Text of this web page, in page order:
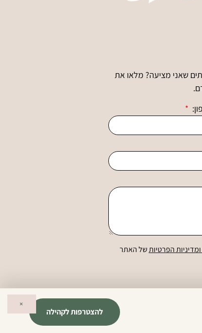
×
להצטרפות לקהילה
שאני מציעה? מלאו את
הפרטיותשל האתר